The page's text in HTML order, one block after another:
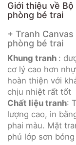
Giới thiệu về
phòng bé trai
+ Tranh
phòng bé trai
Khung tranh :
cơ lý cao hơn
hoàn thiện với
chịu nhiệt rất tốt
Chất liệu tranh:
lượng cao, in
phai màu. Mặt
phủ lớp sơn